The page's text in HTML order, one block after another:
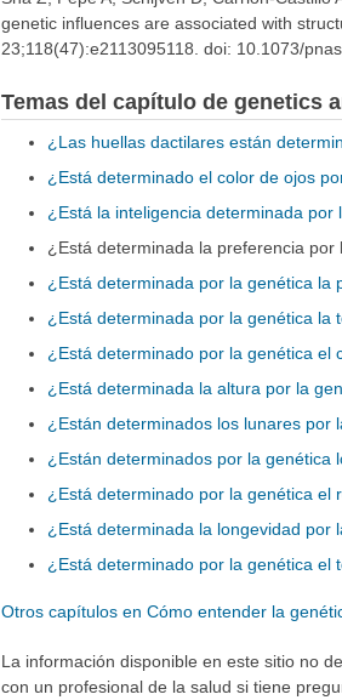
genetic influences are associated with
23;118(47):e2113095118. doi: 10.1073/
Temas del capítulo de genetics
¿Las huellas dactilares están
¿Está determinado el color de ojos
¿Está la inteligencia determinada por
¿Está determinada la preferencia
¿Está determinada por la genética la
¿Está determinada por la genética la
¿Está determinado por la genética el
¿Está determinada la altura por la
¿Están determinados los lunares por
¿Están determinados por la genética
¿Está determinado por la genética el
¿Está determinada la longevidad por
¿Está determinado por la genética el
Otros capítulos en Cómo entender la
La información disponible en este sitio no
con un profesional de la salud si tiene